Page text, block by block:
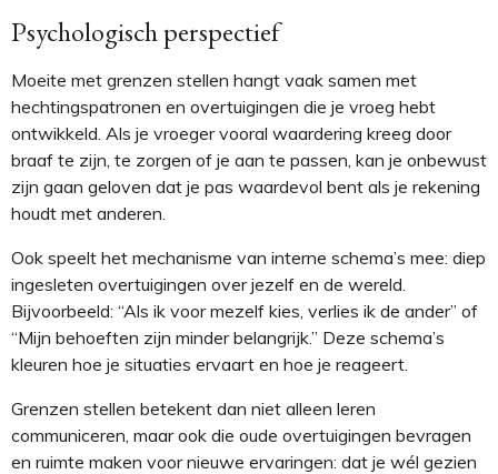
Psychologisch perspectief
Moeite met grenzen stellen hangt vaak samen met
hechtingspatronen en overtuigingen die je vroeg hebt
ontwikkeld. Als je vroeger vooral waardering kreeg door
braaf te zijn, te zorgen of je aan te passen, kan je onbewust
zijn gaan geloven dat je pas waardevol bent als je rekening
houdt met anderen.
Ook speelt het mechanisme van interne schema’s mee: diep
ingesleten overtuigingen over jezelf en de wereld.
Bijvoorbeeld: “Als ik voor mezelf kies, verlies ik de ander” of
“Mijn behoeften zijn minder belangrijk.” Deze schema’s
kleuren hoe je situaties ervaart en hoe je reageert.
Grenzen stellen betekent dan niet alleen leren
communiceren, maar ook die oude overtuigingen bevragen
en ruimte maken voor nieuwe ervaringen: dat je wél gezien